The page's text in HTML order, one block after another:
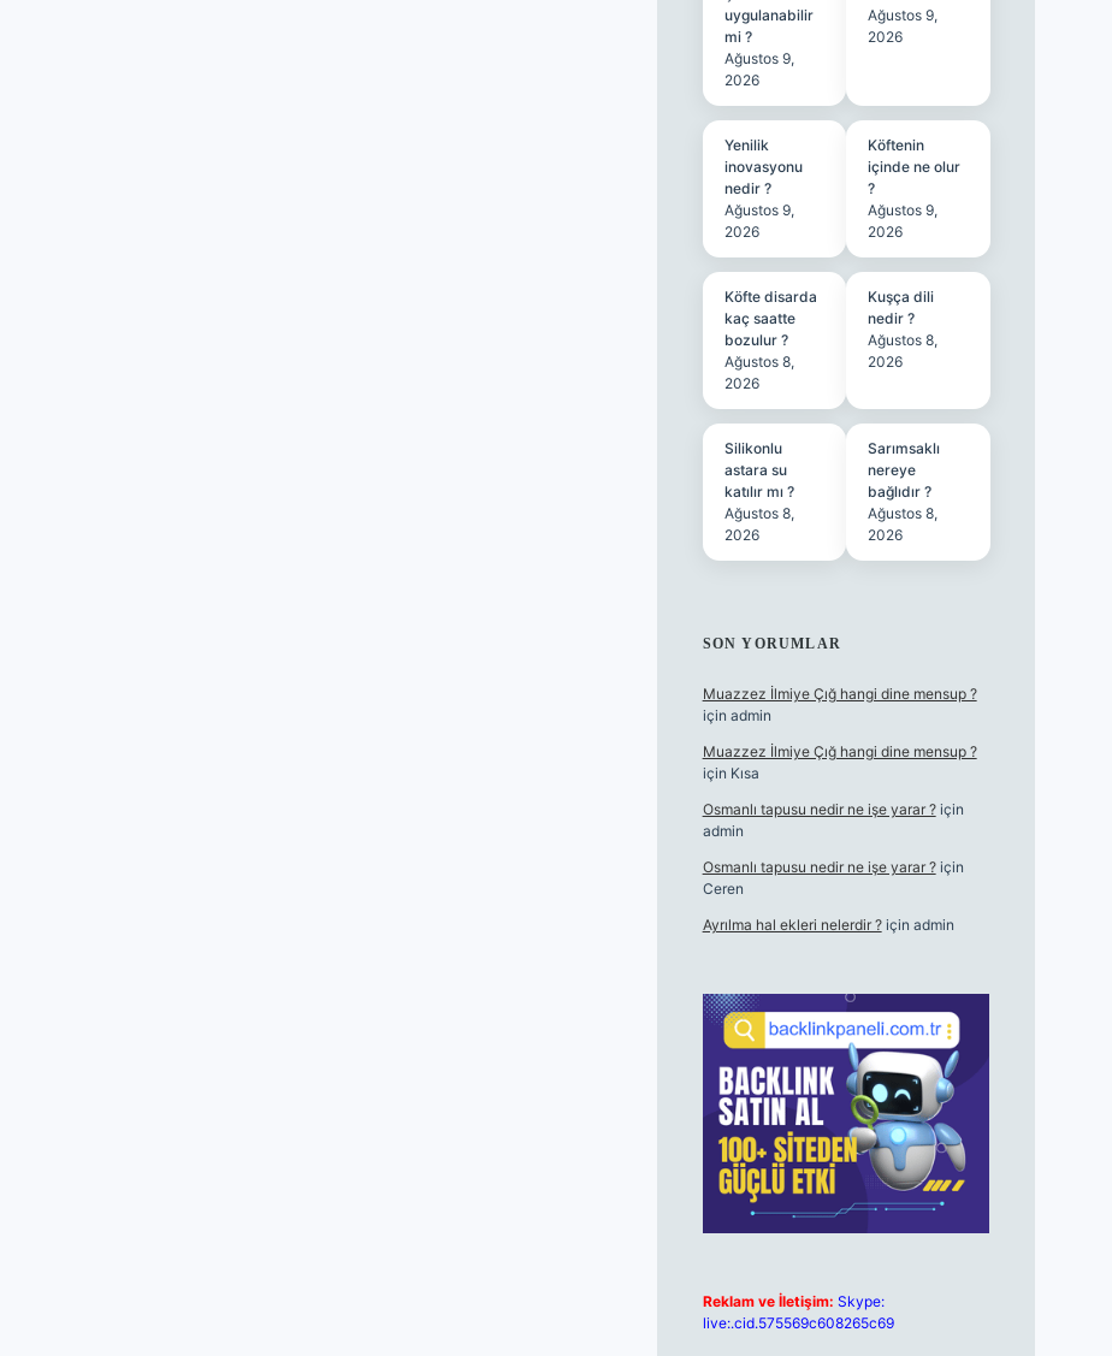
uygulanabilir
mi ?
Ağustos 9,
2026
Ağustos 9,
2026
Yenilik
inovasyonu
nedir ?
Ağustos 9,
2026
Köftenin
içinde ne olur
?
Ağustos 9,
2026
Köfte disarda
kaç saatte
bozulur ?
Ağustos 8,
2026
Kuşça dili
nedir ?
Ağustos 8,
2026
Silikonlu
astara su
katılır mı ?
Ağustos 8,
2026
Sarımsaklı
nereye
bağlıdır ?
Ağustos 8,
2026
SON YORUMLAR
Muazzez İlmiye Çığ hangi dine mensup ?
için admin
Muazzez İlmiye Çığ hangi dine mensup ?
için Kısa
Osmanlı tapusu nedir ne işe yarar ?için
admin
Osmanlı tapusu nedir ne işe yarar ?için
Ceren
Ayrılma hal ekleri nelerdir ?için admin
Reklam ve İletişim: Skype:
live:.cid.575569c608265c69